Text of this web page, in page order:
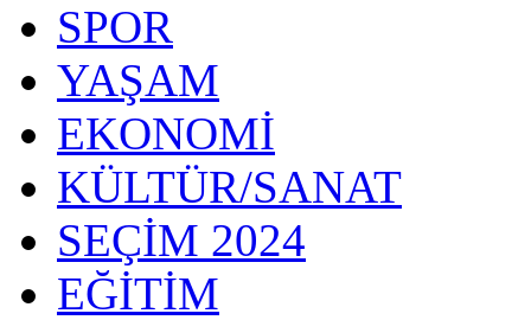
SPOR
YAŞAM
EKONOMİ
KÜLTÜR/SANAT
SEÇİM 2024
EĞİTİM